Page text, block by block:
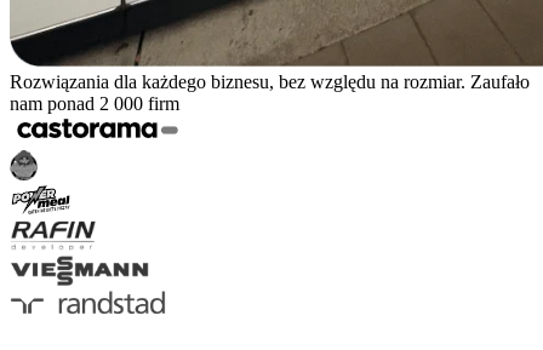
Rozwiązania dla każdego biznesu, bez względu na rozmiar. Zaufało
nam ponad 2 000 firm